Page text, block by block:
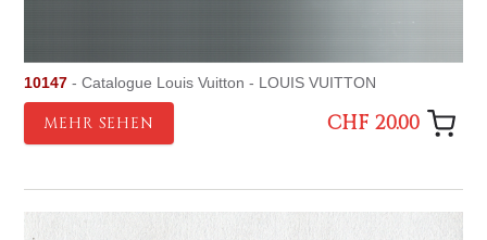
10147 - Catalogue Louis Vuitton - LOUIS VUITTON
MEHR SEHEN CHF 20.00